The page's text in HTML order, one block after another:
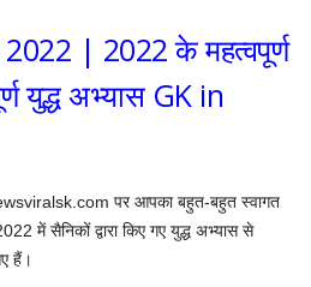
| 2022 के महत्वपूर्ण
युद्ध अभ्यास GK in
पर आपका बहुत-बहुत स्वागत
में सैनिकों द्वारा किए गए युद्ध अभ्यास से
हैं।